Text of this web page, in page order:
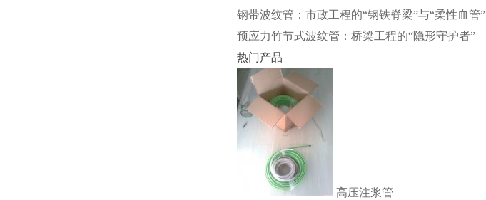
钢带波纹管：市政工程的“钢铁脊梁”与“柔性血管”
预应力竹节式波纹管：桥梁工程的“隐形守护者”
热门产品
高压注浆管